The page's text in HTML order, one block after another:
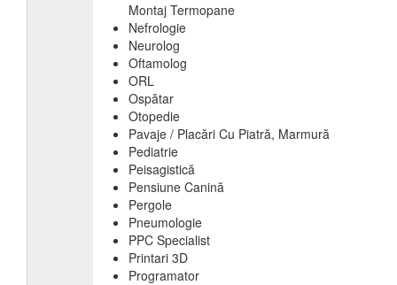
Montaj Termopane
Nefrologie
Neurolog
Oftamolog
ORL
Ospătar
Otopedie
Pavaje / Placări Cu Piatră, Marmură
Pediatrie
Peisagistică
Pensiune Canină
Pergole
Pneumologie
PPC Specialist
Printari 3D
Programator